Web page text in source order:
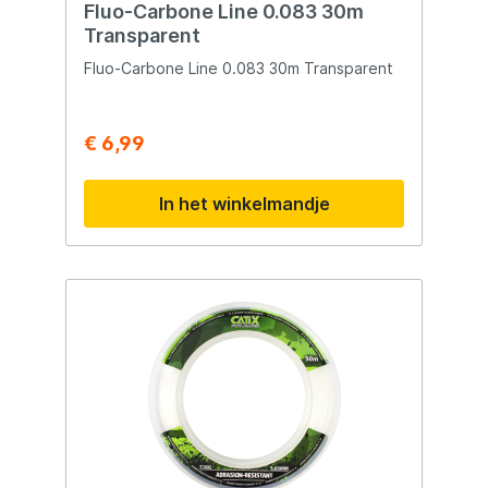
Fluo-Carbone Line 0.083 30m
Transparent
Fluo-Carbone Line 0.083 30m Transparent
€ 6,99
In het winkelmandje